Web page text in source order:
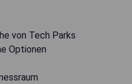
von Tech Parks
Optionen